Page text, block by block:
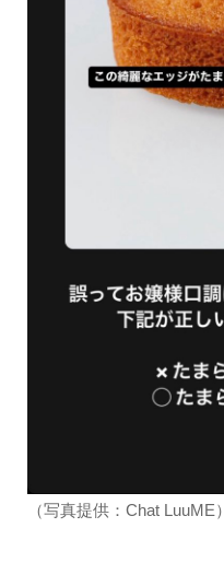
（写真提供：Chat LuuME）